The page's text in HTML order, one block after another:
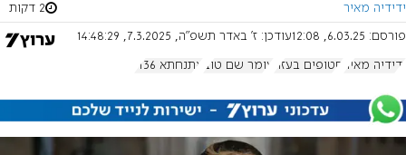
ידידיה מאיר 2 דקות
פורסם: 6.03.25, 12:08 עודכן: ז' באדר תשפ"ה, 7.3.2025, 14:48:29
ידידיה מאיר חטופים בעזה עומר שם טוב אתנחתא 1136